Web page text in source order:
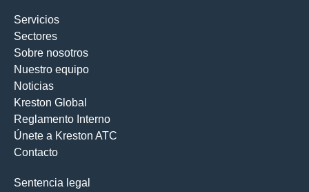
Servicios
Sectores
Sobre nosotros
Nuestro equipo
Noticias
Kreston Global
Reglamento Interno
Únete a Kreston ATC
Contacto
Sentencia legal